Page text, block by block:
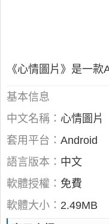
《心情圖片》是一款
基本信息
中文名稱： 心情圖片
套用平台： Android
語言版本： 中文
軟體授權： 免費
軟體大小： 2.49MB